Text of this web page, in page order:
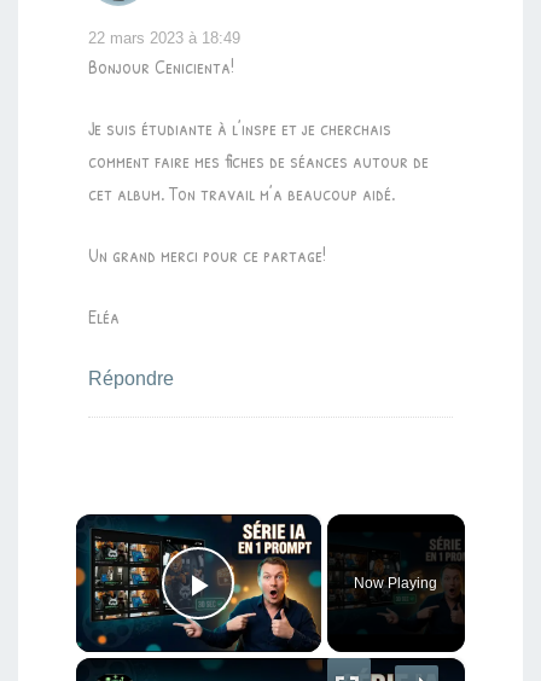
22 mars 2023 à 18:49
Bonjour Cenicienta!
Je suis étudiante à l’inspe et je cherchais
comment faire mes fiches de séances autour de
cet album. Ton travail m’a beaucoup aidé.
Un grand merci pour ce partage!
Eléa
Répondre
×
Play Video
Now Playing
×